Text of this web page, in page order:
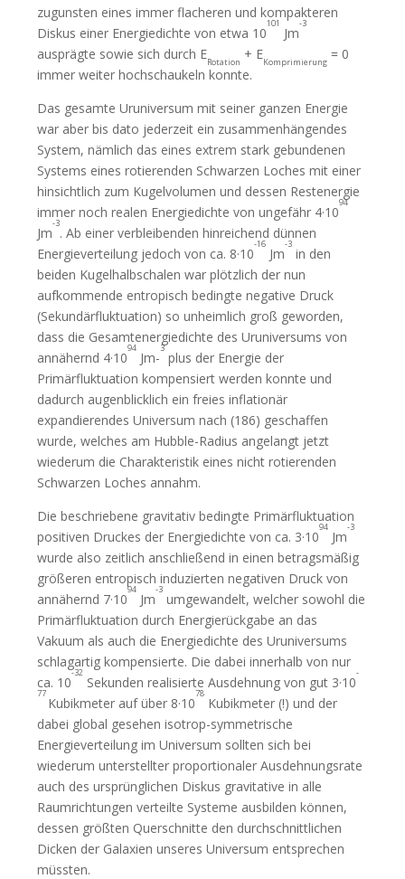
zugunsten eines immer flacheren und kompakteren
Diskus einer Energiedichte von etwa 10
101
Jm
-3
ausprägte sowie sich durch ERotation + EKomprimierung = 0
immer weiter hochschaukeln konnte.
Das gesamte Uruniversum mit seiner ganzen Energie
war aber bis dato jederzeit ein zusammenhängendes
System, nämlich das eines extrem stark gebundenen
Systems eines rotierenden Schwarzen Loches mit einer
hinsichtlich zum Kugelvolumen und dessen Restenergie
immer noch realen Energiedichte von ungefähr 4·10
94
Jm
-3
. Ab einer verbleibenden hinreichend dünnen
Energieverteilung jedoch von ca. 8·10
-16
Jm
-3
in den
beiden Kugelhalbschalen war plötzlich der nun
aufkommende entropisch bedingte negative Druck
(Sekundärfluktuation) so unheimlich groß geworden,
dass die Gesamtenergiedichte des Uruniversums von
annähernd 4·10
94
Jm-
3
plus der Energie der
Primärfluktuation kompensiert werden konnte und
dadurch augenblicklich ein freies inflationär
expandierendes Universum nach (186) geschaffen
wurde, welches am Hubble-Radius angelangt jetzt
wiederum die Charakteristik eines nicht rotierenden
Schwarzen Loches annahm.
Die beschriebene gravitativ bedingte Primärfluktuation
positiven Druckes der Energiedichte von ca. 3·10
94
Jm
-3
wurde also zeitlich anschließend in einen betragsmäßig
größeren entropisch induzierten negativen Druck von
annähernd 7·10
94
Jm
-3
umgewandelt, welcher sowohl die
Primärfluktuation durch Energierückgabe an das
Vakuum als auch die Energiedichte des Uruniversums
schlagartig kompensierte. Die dabei innerhalb von nur
ca. 10
-32
Sekunden realisierte Ausdehnung von gut 3·10
-
77
Kubikmeter auf über 8·10
78
Kubikmeter (!) und der
dabei global gesehen isotrop-symmetrische
Energieverteilung im Universum sollten sich bei
wiederum unterstellter proportionaler Ausdehnungsrate
auch des ursprünglichen Diskus gravitative in alle
Raumrichtungen verteilte Systeme ausbilden können,
dessen größten Querschnitte den durchschnittlichen
Dicken der Galaxien unseres Universum entsprechen
müssten.